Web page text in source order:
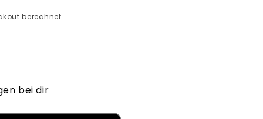
berechnet
bei dir